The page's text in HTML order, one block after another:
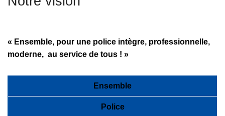
« Ensemble, pour une police intègre, professionnelle,
moderne, au service de tous ! »
Ensemble
Police